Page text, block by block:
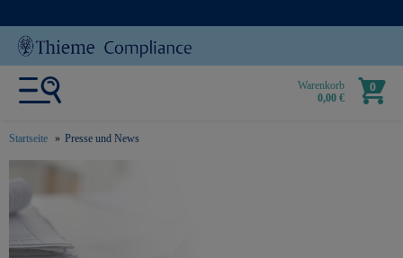
Warenkorb
0,00 €
0
Startseite Presse und News
text.skipToContent
text.skipToNavigation